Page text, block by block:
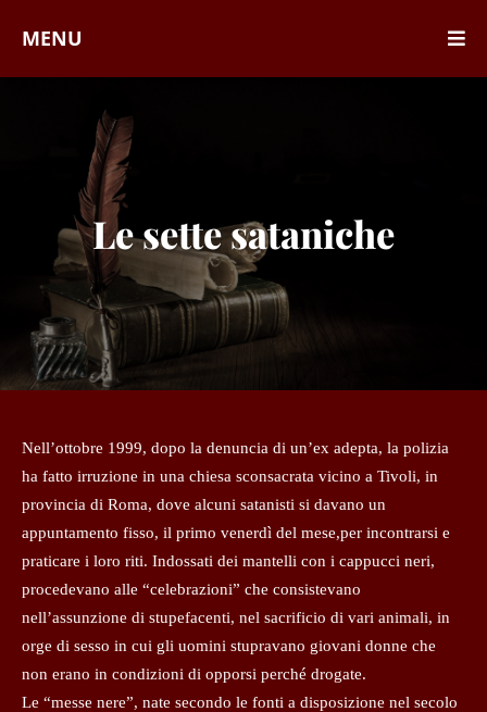
MENU
Le sette sataniche
Nell’ottobre 1999, dopo la denuncia di un’ex adepta, la polizia
ha fatto irruzione in una chiesa sconsacrata vicino a Tivoli, in
provincia di Roma, dove alcuni satanisti si davano un
appuntamento fisso, il primo venerdì del mese,per incontrarsi e
praticare i loro riti. Indossati dei mantelli con i cappucci neri,
procedevano alle “celebrazioni” che consistevano
nell’assunzione di stupefacenti, nel sacrificio di vari animali, in
orge di sesso in cui gli uomini stupravano giovani donne che
non erano in condizioni di opporsi perché drogate.
Le “messe nere”, nate secondo le fonti a disposizione nel secolo